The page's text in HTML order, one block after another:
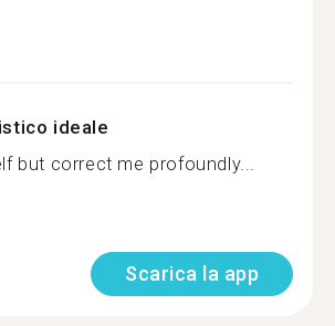
ideale
but correct me profoundly...
Scarica la app